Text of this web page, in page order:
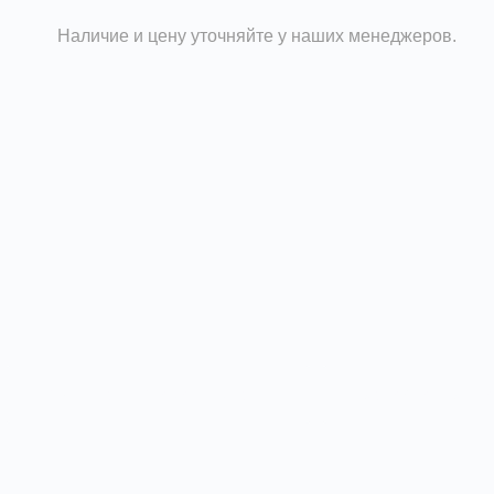
Наличие и цену уточняйте у наших менеджеров.